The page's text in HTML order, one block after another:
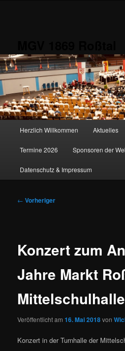
Herzlich Willkommen Aktuelles
Termine 2026 Sponsoren der
Datenschutz & Impressum
Beitragsnavigation
← Vorheriger
Konzert zum
Jahre Markt
Mittelschulhalle
Veröffentlicht am16. Mai 2018von
Konzert in der Turnhalle der